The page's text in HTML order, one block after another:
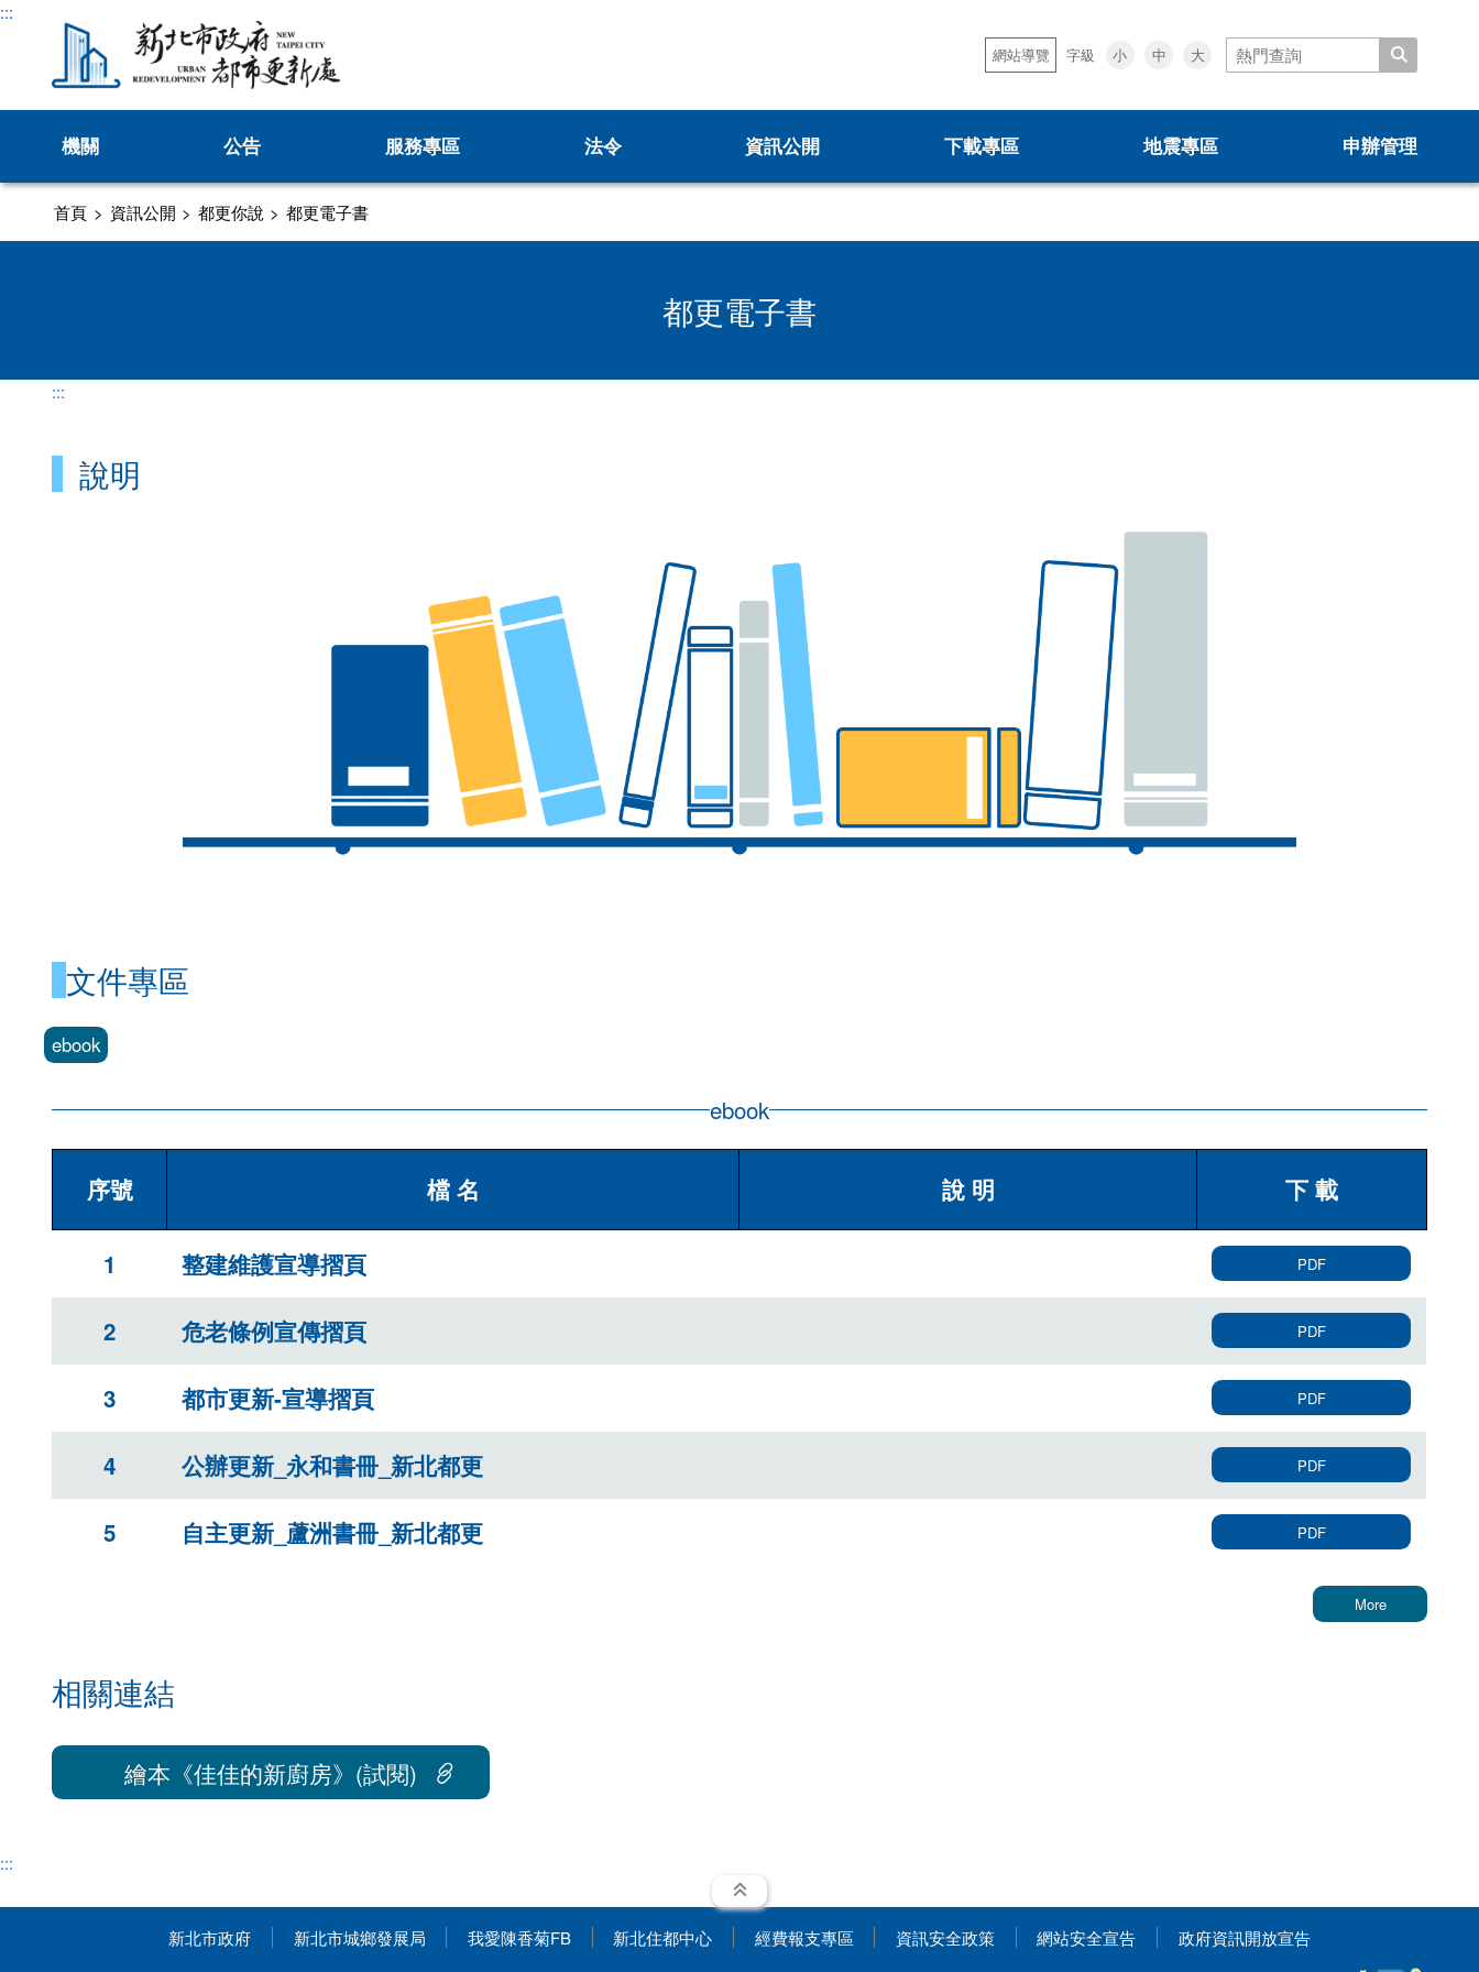
:::
網站導覽 字級 小 中 大 搜尋
機關
沿革發展
處長介紹
處長與民有約
公告
新聞
公告
服務專區
劃定更新地區及訂定都市更新計畫
更新會籌組及立案申請
更新會籌組申請
防災型都更行動方案
防災型建築加速改善要點申請
公辦都市更新
都更審查協檢機制
整建維護
整建維護諮詢表
都市更新整建維護補助案
電梯特快車方案
受理民間申請示範街道環境改善計畫
增設電梯產業優選團隊
簡易都更
法令
資訊公開
新北市城鄉資訊查詢平台
都更案件資訊查詢
都更中繼住宅政策
租賃住宅媒合服務
都更你說
新手村
教戰手冊
影像成果
都更小百科
常見問題
公職人員及關係人身分關係公開及查詢平臺
下載專區
地震專區
0507說明會
0403震損受災戶住宅補貼方案
申辦管理
首頁 > 資訊公開 > 都更你說 > 都更電子書
都更電子書
:::
說明
文件專區
ebook
ebook
序號 檔 名 說 明 下 載
1 整建維護宣導摺頁 PDF
2 危老條例宣傳摺頁 PDF
3 都市更新-宣導摺頁 PDF
4 公辦更新_永和書冊_新北都更 PDF
5 自主更新_蘆洲書冊_新北都更 PDF
More
相關連結
繪本《佳佳的新廚房》(試閱)
關閉
:::
展開
新北市政府
新北市城鄉發展局 我愛陳香菊FB 新北住都中心 經費報支專區 資訊安全政策 網站安全宣告 政府資訊開放宣告